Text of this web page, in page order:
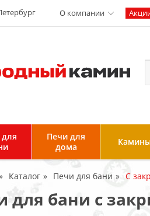
О компании
обработку
персональных
данных
Условия продажи и
возврата товара
Пользовательское
соглашение
Печи для
дома
Каталог Печи для бани С
для бани с